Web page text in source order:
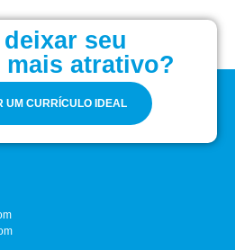
seu
atrativo?
UM CURRÍCULO IDEAL